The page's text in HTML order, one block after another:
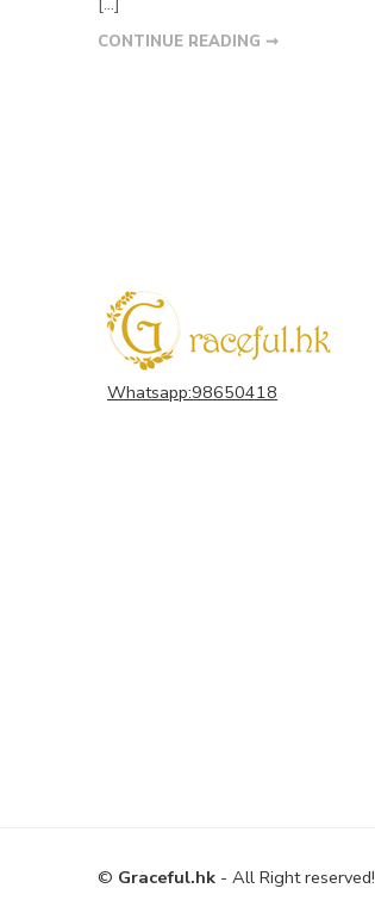
CONTINUE READING ➞
Whatsapp:98650418
© Graceful.hk - All Right reserved!